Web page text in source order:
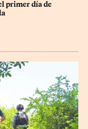
primer día de